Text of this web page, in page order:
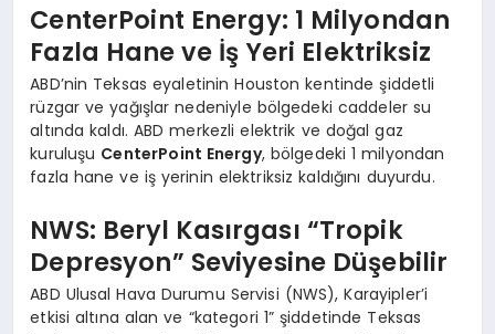
SPOR
YAŞAM
DIĞER
CenterPoint Energy: 1 Milyondan
Fazla Hane ve İş Yeri Elektriksiz
ABD’nin Teksas eyaletinin Houston kentinde şiddetli
rüzgar ve yağışlar nedeniyle bölgedeki caddeler su
altında kaldı. ABD merkezli elektrik ve doğal gaz
kuruluşu CenterPoint Energy, bölgedeki 1 milyondan
fazla hane ve iş yerinin elektriksiz kaldığını duyurdu.
NWS: Beryl Kasırgası “Tropik
Depresyon” Seviyesine Düşebilir
ABD Ulusal Hava Durumu Servisi (NWS), Karayipler’i
etkisi altına alan ve “kategori 1” şiddetinde Teksas